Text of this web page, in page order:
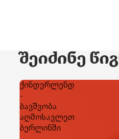
შეიძინე
ქინდერლენდ
-
ბავშვობა
აღმოსავლეთ
ბერლინში